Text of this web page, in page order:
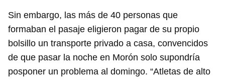
Sin embargo, las más de 40 personas que
formaban el pasaje eligieron pagar de su propio
bolsillo un transporte privado a casa, convencidos
de que pasar la noche en Morón solo supondría
posponer un problema al domingo. “Atletas de alto